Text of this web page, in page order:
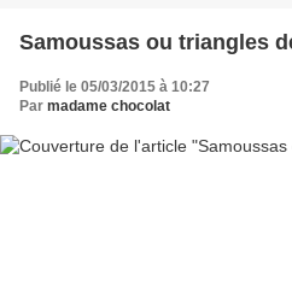
Samoussas ou triangles
Publié le 05/03/2015 à 10:27
Par madame chocolat